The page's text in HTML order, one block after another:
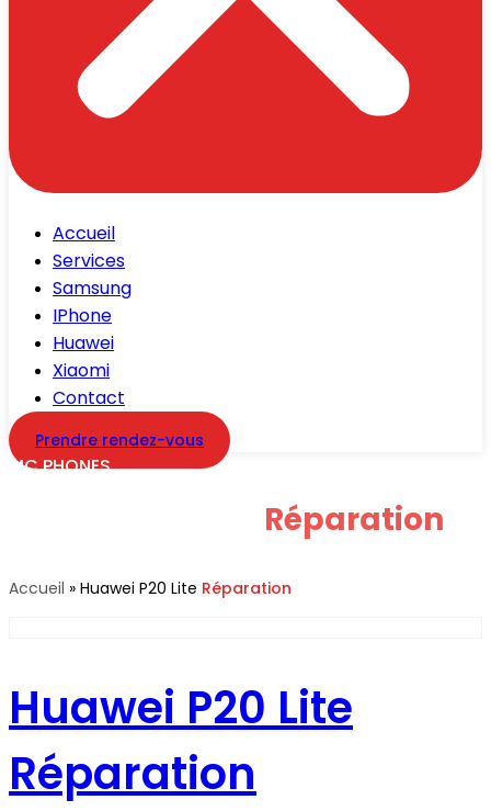
Accueil
Services
Samsung
IPhone
Huawei
Xiaomi
Contact
Prendre rendez-vous
MC PHONES
Réparation
Accueil » Huawei P20 Lite Réparation
Huawei P20 Lite
Réparation